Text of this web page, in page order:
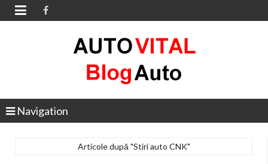

Navigation
Articole după "Stiri auto CNK"